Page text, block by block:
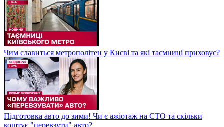
Чим славиться метрополітен у Києві та які таємниці приховує?
Підготовка авто до зими! Чи є ажіотаж на СТО та скільки
коштує "перевзути" авто?